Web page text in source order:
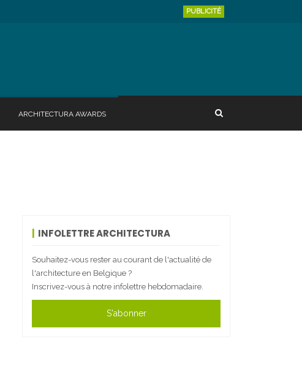
PUBLICITÉ
ARCHITECTURA AWARDS
INFOLETTRE ARCHITECTURA
Souhaitez-vous rester au courant de l'actualité de
l'architecture en Belgique ?
Inscrivez-vous à notre infolettre hebdomadaire.
S'abonner